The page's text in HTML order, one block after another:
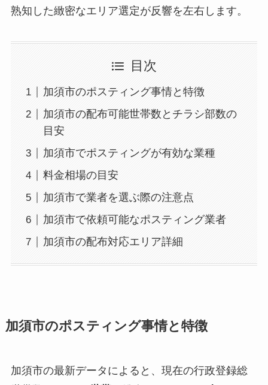
熟知した緻密なエリア選定が反響を左右します。
目次
加須市のポスティング事情と特徴
加須市の配布可能世帯数とチラシ部数の
目安
加須市でポスティングが有効な業種
料金相場の目安
加須市で業者を選ぶ際の注意点
加須市で依頼可能なポスティング業者
加須市の配布対応エリア詳細
加須市のポスティング事情と特徴
加須市の最新データによると、現在の行政登録総